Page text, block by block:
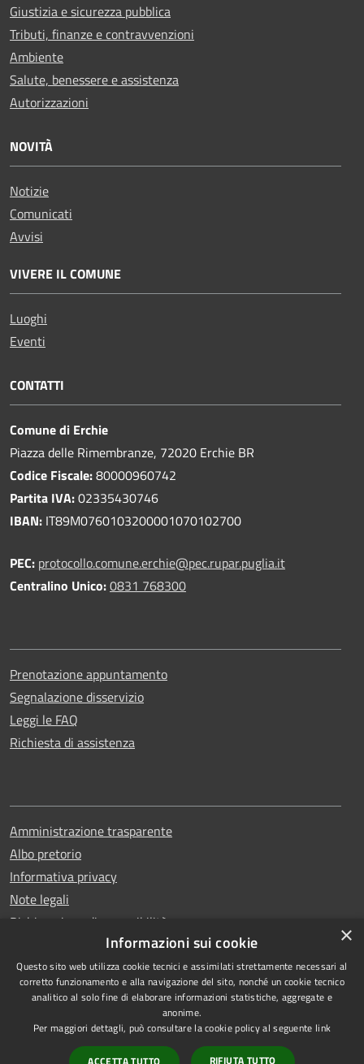
Giustizia e sicurezza pubblica
Tributi, finanze e contravvenzioni
Ambiente
Salute, benessere e assistenza
Autorizzazioni
NOVITÀ
Notizie
Comunicati
Avvisi
VIVERE IL COMUNE
Luoghi
Eventi
CONTATTI
Comune di Erchie
Piazza delle Rimembranze, 72020 Erchie BR
Codice Fiscale:80000960742
Partita IVA:02335430746
IBAN: IT89M0760103200001070102700
PEC: protocollo.comune.erchie@pec.rupar.puglia.it
Centralino Unico:0831 768300
Prenotazione appuntamento
Segnalazione disservizio
Leggi le FAQ
Richiesta di assistenza
Amministrazione trasparente
Albo pretorio
Informativa privacy
Note legali
Dichiarazione di accessibilità
RSS
Accessibilità
Copyright © 2026 • Comune di
Erchie • Powered by
Municipium•Accesso
×
Informazioni sui cookie
Questo sito web utilizza cookie tecnici e assimilati strettamente necessari al
corretto funzionamento e alla navigazione del sito, nonché un cookie tecnico
analitico al solo fine di elaborare informazioni statistiche, aggregate e
anonime.
Per maggiori dettagli, può consultare la cookie policy al seguente link
RIFIUTA TUTTO